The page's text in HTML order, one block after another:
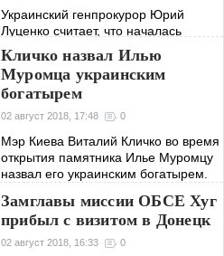
Украинский генпрокурор Юрий
Луценко считает, что началась
реализация плана по
дестабилизации ситуации на
Украине, об этом говорят
участившиеся нападения на
проукраински настроенных граждан
Кличко назвал Илью
Муромца украинским
богатырем
02 август 2018, 17:48 0
Мэр Киева Виталий Кличко во время
открытия памятника Илье Муромцу
назвал его украинским богатырем.
Замглавы миссии ОБСЕ Хуг
прибыл с визитом в Донецк
02 август 2018, 16:33 0